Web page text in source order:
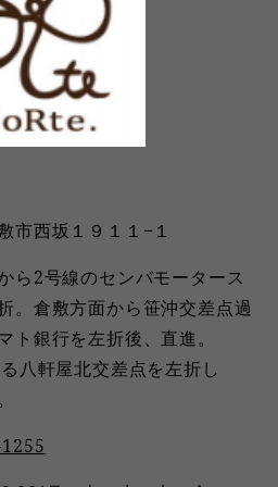
市西坂１９１１−１
ら2号線のセンバモータース
。倉敷方面から笹沖交差点過
ト銀行を左折後、直進。
八軒屋北交差点を左折し